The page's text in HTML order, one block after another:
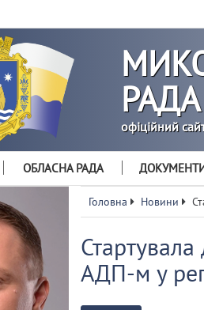
РАДА
офіційний
ОБЛАСНА РАДА
Головна Новини
АДП-м у